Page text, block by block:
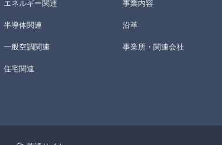
エネルギー関連
半導体関連
一般空調関連
住宅関連
事業内容
沿革
事業所・関連会社